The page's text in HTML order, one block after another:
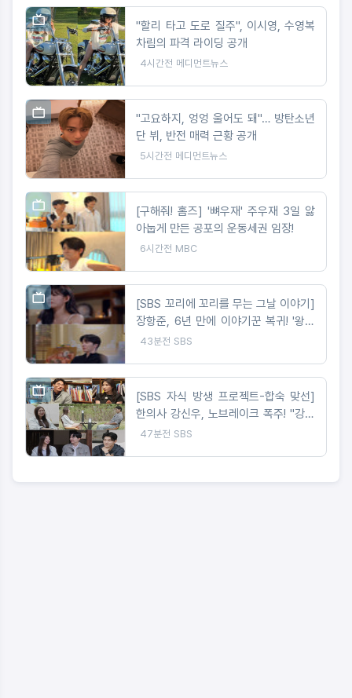
"할리 타고 도로 질주", 이시영, 수영복
차림의 파격 라이딩 공개
4시간전 메디먼트뉴스
"고요하지, 엉엉 울어도 돼"… 방탄소년
단 뷔, 반전 매력 근황 공개
5시간전 메디먼트뉴스
[구해줘! 홈즈] '뼈우재' 주우재 3일 앓
아눕게 만든 공포의 운동세권 임장!
6시간전 MBC
[SBS 꼬리에 꼬리를 무는 그날 이야기]
장항준, 6년 만에 이야기꾼 복귀! '왕사
남' 감독이 직접 들려주는 '단종 이야기'
43분전 SBS
[SBS 자식 방생 프로젝트-합숙 맞선]
한의사 강신우, 노브레이크 폭주! "강신
우가 이성을 잃었다" 무슨 일?
47분전 SBS